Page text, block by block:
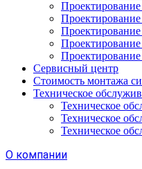
Сервисный центр
Стоимость монтажа
Техническое
Техническое
Техническое
Техническое
О компании